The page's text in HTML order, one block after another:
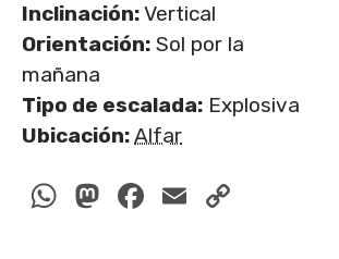
Inclinación:Vertical
Orientación: Sol por la
mañana
Tipo de escalada: Explosiva
Ubicación:Alfar
WhatsApp
Mastodon
Facebook
Email